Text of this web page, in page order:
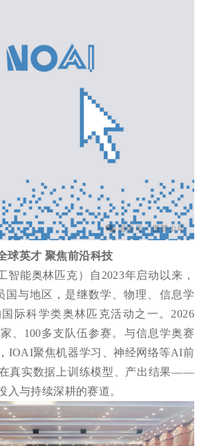
球英才 聚焦前沿科技
智能奥林匹克）自2023年启动以来，
国与地区，是继数学、物理、信息学
际科学类奥林匹克活动之一。2026
、100多支队伍参赛。与信息学奥赛
IOAI聚焦机器学习、神经网络等AI前
真实数据上训练模型、产出结果——
入与持续深耕的赛道。